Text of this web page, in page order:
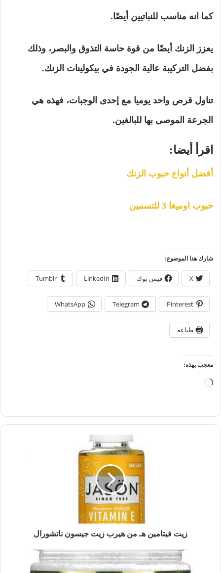
كما انه مناسب للنباتيين أيضًا.
يعزز الزنك أيضًا من قوة حاسة التذوق والبصر، وذلك
بفضل التركيبة عالية الجودة في بيكولينات الزنك.
تناول قرص واحد يوميا مع إحدى الوجبات، فهذه هي
الجرعة الموصى بها للبالغين.
اقرأ أيضا:
أفضل أنواع حبوب الزنك
حبوب اوميغا 3 للتسمين
شارك هذا الموضوع:
X فيس بوك LinkedIn
Tumblr
Pinterest
Telegram
WhatsApp
طباعة
معجب بهذه:
جاري
زيت فيتامين هـ من هيرب زيت جيسون ناتشورال